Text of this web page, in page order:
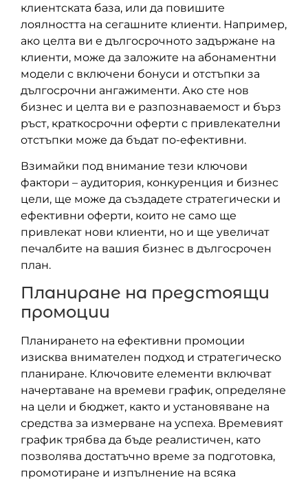
клиентската база, или да повишите
лоялността на сегашните клиенти. Например,
ако целта ви е дългосрочното задържане на
клиенти, може да заложите на абонаментни
модели с включени бонуси и отстъпки за
дългосрочни ангажименти. Ако сте нов
бизнес и целта ви е разпознаваемост и бърз
ръст, краткосрочни оферти с привлекателни
отстъпки може да бъдат по-ефективни.
Взимайки под внимание тези ключови
фактори – аудитория, конкуренция и бизнес
цели, ще може да създадете стратегически и
ефективни оферти, които не само ще
привлекат нови клиенти, но и ще увеличат
печалбите на вашия бизнес в дългосрочен
план.
Планиране на предстоящи
промоции
Планирането на ефективни промоции
изисква внимателен подход и стратегическо
планиране. Ключовите елементи включват
начертаване на времеви график, определяне
на цели и бюджет, както и установяване на
средства за измерване на успеха. Времевият
график трябва да бъде реалистичен, като
позволява достатъчно време за подготовка,
промотиране и изпълнение на всяка